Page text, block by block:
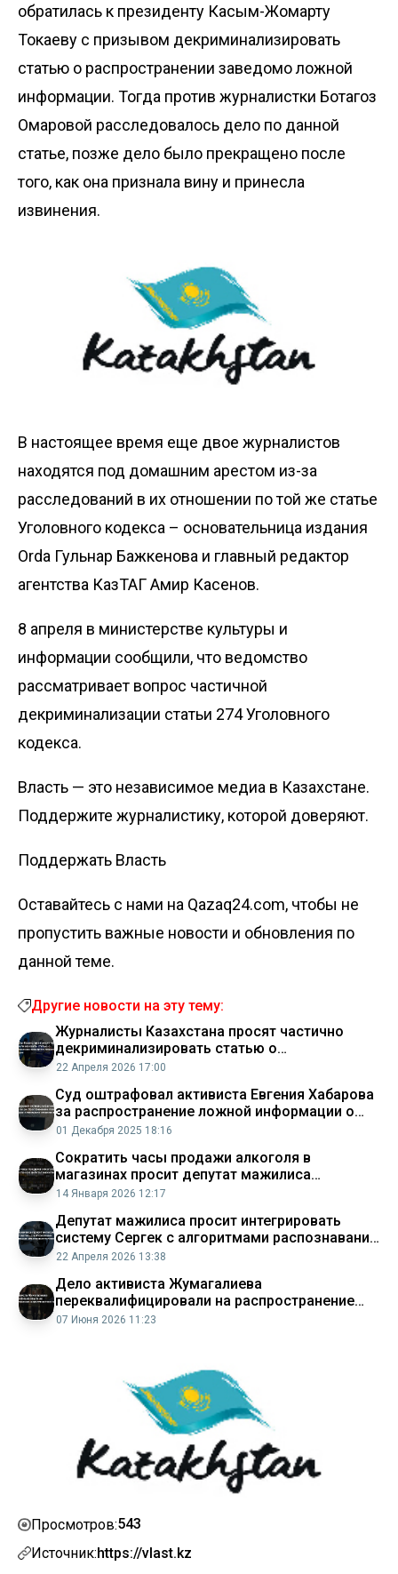
обратилась к президенту Касым-Жомарту
Токаеву с призывом декриминализировать
статью о распространении заведомо ложной
информации. Тогда против журналистки Ботагоз
Омаровой расследовалось дело по данной
статье, позже дело было прекращено после
того, как она признала вину и принесла
извинения.
В настоящее время еще двое журналистов
находятся под домашним арестом из-за
расследований в их отношении по той же статье
Уголовного кодекса – основательница издания
Orda Гульнар Бажкенова и главный редактор
агентства КазТАГ Амир Касенов.
8 апреля в министерстве культуры и
информации сообщили, что ведомство
рассматривает вопрос частичной
декриминализации статьи 274 Уголовного
кодекса.
Власть — это независимое медиа в Казахстане.
Поддержите журналистику, которой доверяют.
Поддержать Власть
Оставайтесь с нами на Qazaq24.com, чтобы не
пропустить важные новости и обновления по
данной теме.
Другие новости на эту тему:
Журналисты Казахстана просят частично
декриминализировать статью о
распространении заведомо ложной
Власть
22 Апреля 2026 17:00
Суд оштрафовал активиста Евгения Хабарова
за распространение ложной информации о
причинах отказов в митингах Аналитический
01 Декабря 2025 18:16
Сократить часы продажи алкоголя в
магазинах просит депутат мажилиса
Аналитический интернет журнал Власть
14 Января 2026 12:17
Депутат мажилиса просит интегрировать
систему Сергек с алгоритмами распознавания
агрессивного поведения Аналитический
22 Апреля 2026 13:38
Дело активиста Жумагалиева
переквалифицировали на распространение
наркотических средств Аналитический
07 Июня 2026 11:23
Просмотров:543
Источник:https://vlast.kz